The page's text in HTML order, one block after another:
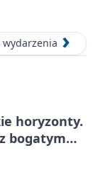
wydarzenia
horyzonty.
bogatym